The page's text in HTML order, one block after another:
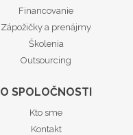
Financovanie
Zápožičky a prenájmy
Školenia
Outsourcing
O SPOLOČNOSTI
Kto sme
Kontakt